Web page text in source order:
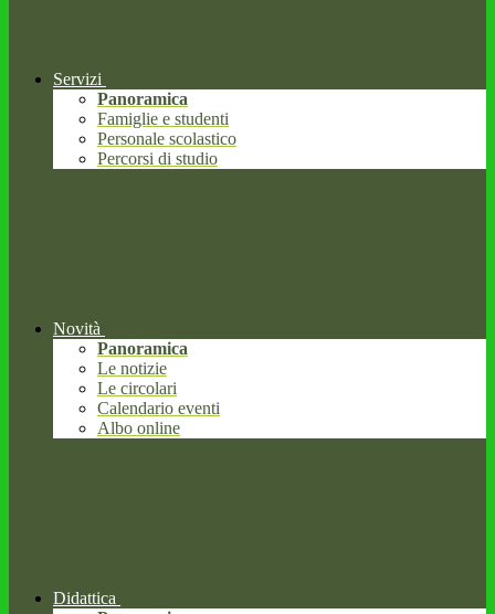
Servizi
Panoramica
Famiglie e studenti
Personale scolastico
Percorsi di studio
Novità
Panoramica
Le notizie
Le circolari
Calendario eventi
Albo online
Didattica